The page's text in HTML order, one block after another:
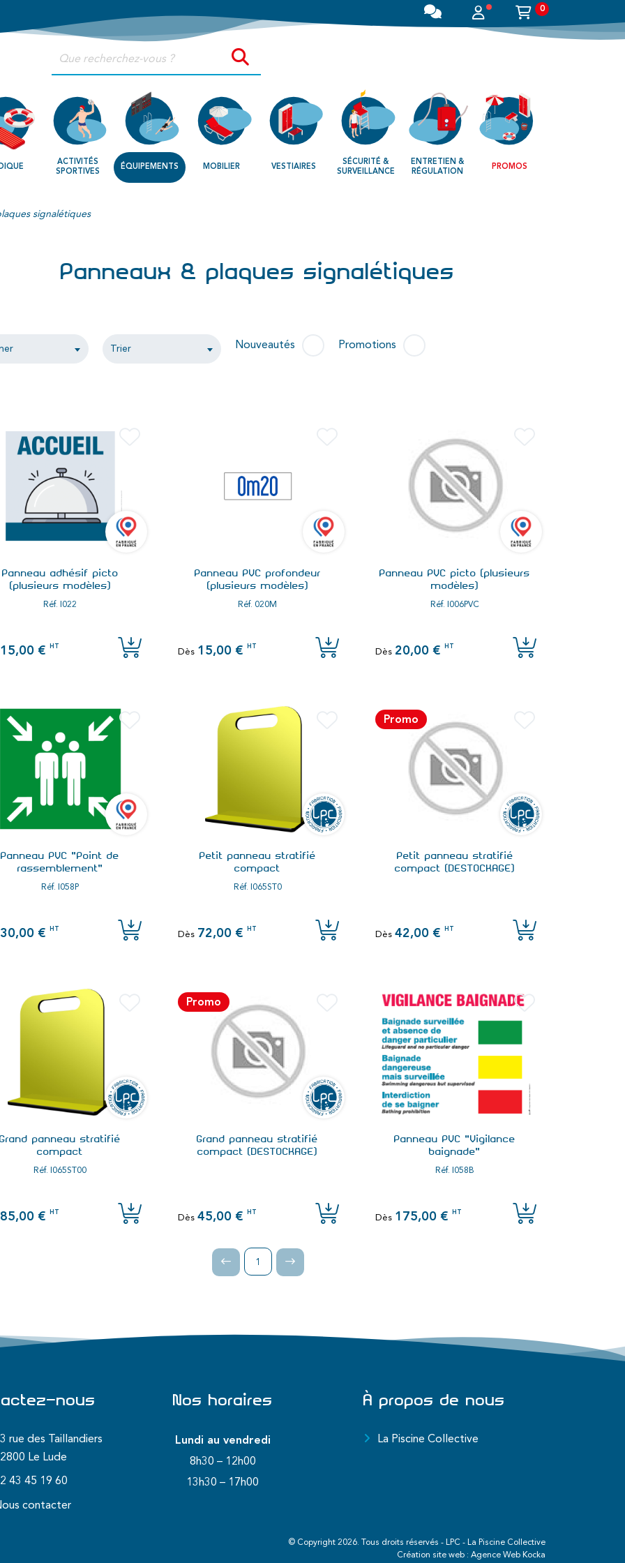
0
ACTIVITÉS
SPORTIVES
ÉQUIPEMENTS MOBILIER VESTIAIRES
SÉCURITÉ &
SURVEILLANCE
ENTRETIEN &
RÉGULATION
PROMOS
signalétiques
Panneaux & plaques signalétiques
Trier Nouveautés Promotions
Panneau adhésif picto
(plusieurs modèles)
Réf. I022
15,00 € HT
Panneau PVC profondeur
(plusieurs modèles)
Réf. 020M
Dès 15,00 € HT
Panneau PVC picto (plusieurs
modèles)
Réf. I006PVC
Dès 20,00 € HT
Panneau PVC "Point de
rassemblement"
Réf.I058P
30,00 € HT
Petit panneau stratifié
compact
Réf. I065ST0
Dès 72,00 € HT
Promo
Petit panneau stratifié
compact (DESTOCKAGE)
Dès 42,00 € HT
Grand panneau stratifié
compact
Réf. I065ST00
85,00 € HT
Promo
Grand panneau stratifié
compact (DESTOCKAGE)
Dès 45,00 € HT
Panneau PVC "Vigilance
baignade"
Réf. I058B
Dès 175,00 € HT
1
nous
rue des Taillandiers
Le Lude
43 45 19 60
contacter
Nos horaires
Lundi au vendredi
8h30 – 12h00
13h30 – 17h00
À propos de nous
La Piscine Collective
© Copyright 2026. Tous droits réservés - LPC - La Piscine Collective
Création site web : Agence Web Kocka